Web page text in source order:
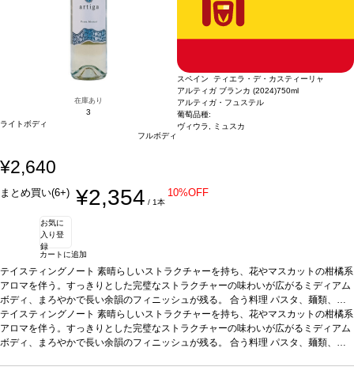
在庫あり
3
ライトボディ
フルボディ
スペイン ティエラ・デ・カスティーリャ
アルティガ ブランカ (2024)750ml
アルティガ・フュステル
葡萄品種:
ヴィウラ, ミュスカ
¥2,640
まとめ買い(6+) ¥2,354 / 1本
10%OFF
お気に
入り登
録
カートに追加
テイスティングノート 素晴らしいストラクチャーを持ち、花やマスカットの柑橘系
アロマを伴う。すっきりとした完璧なストラクチャーの味わいが広がるミディアム
ボディ、まろやかで長い余韻のフィニッシュが残る。 合う料理 パスタ、麺類、
魚、甲殻類、タパスなどと好相性葡萄品種ヴィウラ 90%、ミュスカ 10%*本ヴィ
ンテージが在庫切れの場合、在庫があり価格が同様の場合は自動的に次のヴィンテ
ージに変更されますのでご了承ください。
テイスティングノート 素晴らしいストラクチャーを持ち、花やマスカットの柑橘系
アロマを伴う。すっきりとした完璧なストラクチャーの味わいが広がるミディアム
ボディ、まろやかで長い余韻のフィニッシュが残る。 合う料理 パスタ、麺類、